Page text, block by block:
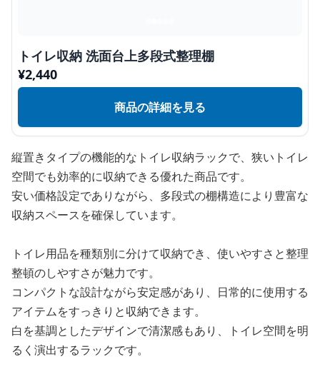
トイレ収納 洗面台上多段式整理棚
¥2,440
商品の詳細を見る
縦置きタイプの機能的なトイレ収納ラックで、狭いトイレ
空間でも効率的に収納できる優れた商品です。
安い価格設定でありながら、多段式の棚構造により豊富な
収納スペースを確保しています。
トイレ用品を種類別に分けて収納でき、使いやすさと整理
整頓のしやすさが魅力です。
コンパクトな設計ながら安定感があり、日常的に使用する
アイテムをすっきりと収納できます。
白を基調としたデザインで清潔感もあり、トイレ空間を明
るく演出するラックです。